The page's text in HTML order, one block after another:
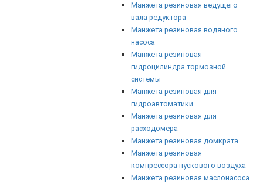
Манжета резиновая ведущего
вала редуктора
Манжета резиновая водяного
насоса
Манжета резиновая
гидроцилиндра тормозной
системы
Манжета резиновая для
гидроавтоматики
Манжета резиновая для
расходомера
Манжета резиновая домкрата
Манжета резиновая
компрессора пускового воздуха
Манжета резиновая маслонасоса